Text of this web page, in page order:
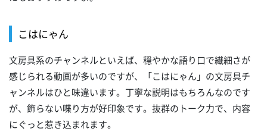
こはにゃん
文房具系のチャンネルといえば、穏やかな語り口で繊細さが
感じられる動画が多いのですが、「こはにゃん」の文房具チ
ャンネルはひと味違います。丁寧な説明はもちろんなのです
が、飾らない喋り方が好印象です。抜群のトーク力で、内容
にぐっと惹き込まれます。